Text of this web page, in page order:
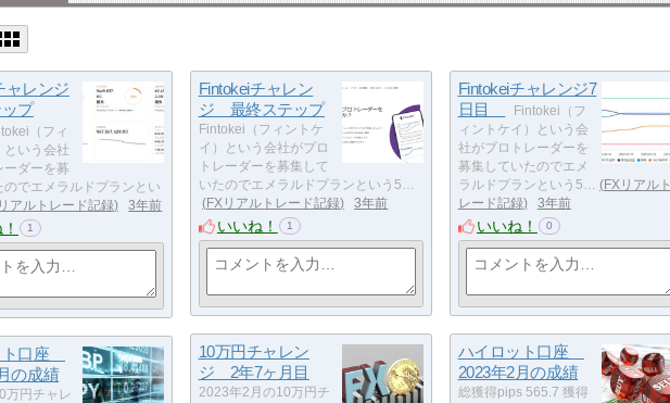
ャレンジ
プ
（フィ
という会社
ーダーを募
のでエメラルドプランとい
アルトレード記録 3年前
1
Fintokeiチャレン
ジ 最終ステップ
Fintokei（フィントケ
イ）という会社がプロ
トレーダーを募集して
いたのでエメラルドプランという5…
FXリアルトレード記録
3年前
いいね！ 1
Fintokeiチャレンジ7
日目
Fintokei（フ
ィントケイ）という会
社がプロトレーダーを
募集していたのでエメ
ラルドプランという5…
FXリアルト
レード記録
3年前
いいね！ 0
10万円チャレン
ジ 2年7ヶ月目
2023年2月の10万円チ
ハイロット口座
2023年2月の成績
総獲得pips 565.7 獲得
ト口座
の成績
万円チャレ